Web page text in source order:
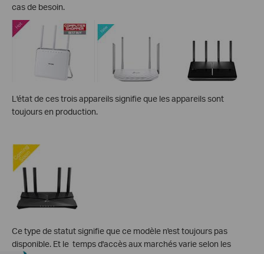
cas de besoin.
L'état de ces trois appareils signifie que les appareils sont
toujours en production.
Ce type de statut signifie que ce modèle n'est toujours pas
disponible. Et le temps d'accès aux marchés varie selon les